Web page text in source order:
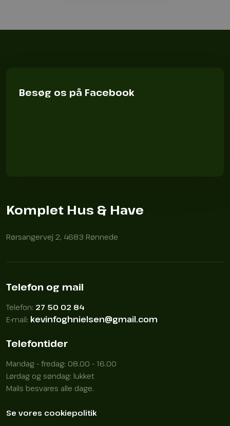
Besøg os på Facebook
Komplet Hus & Have
Rørsangervej 2, 4683 Rønnede
Telefon og mail
Telefon: 27 50 02 84
​E-mail: kevinfoghnielsen@gmail.com
Telefontider
Mandag - fredag: 08.00 - 16.00
Lørdag og søndag: lukket
Mails besvares alle dage.
Se vores cookiepolitik